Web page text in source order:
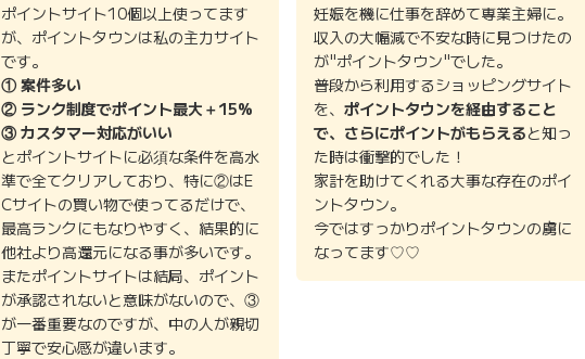
ポイントサイト10個以上使ってます
が、ポイントタウンは私の主力サイト
です。
① 案件多い
② ランク制度でポイント最大＋15%
③ カスタマー対応がいい
とポイントサイトに必須な条件を高水
準で全てクリアしており、特に②はE
Cサイトの買い物で使ってるだけで、
最高ランクにもなりやすく、結果的に
他社より高還元になる事が多いです。
またポイントサイトは結局、ポイント
が承認されないと意味がないので、③
が一番重要なのですが、中の人が親切
丁寧で安心感が違います。
妊娠を機に仕事を辞めて専業主婦に。
収入の大幅減で不安な時に見つけたの
が"ポイントタウン"でした。
普段から利用するショッピングサイト
を、 ポイントタウンを経由すること
で、さらにポイントがもらえると知っ
た時は衝撃的でした！
家計を助けてくれる大事な存在のポイ
ントタウン。
今ではすっかりポイントタウンの虜に
なってます♡♡